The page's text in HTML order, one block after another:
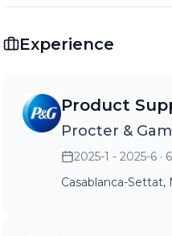
Experience
Product
Procter &
2025-1 - 2025-6 ·
Casablanca-Settat,